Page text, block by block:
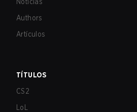
Authors
Artículos
TÍTULOS
CS2
LoL